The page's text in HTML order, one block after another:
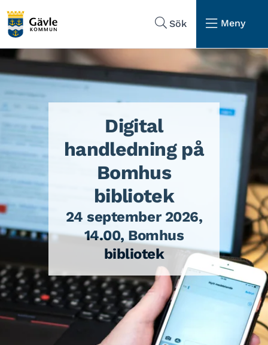
Sök
Meny
Digital
handledning på
Bomhus
bibliotek
24 september 2026,
14.00, Bomhus
bibliotek